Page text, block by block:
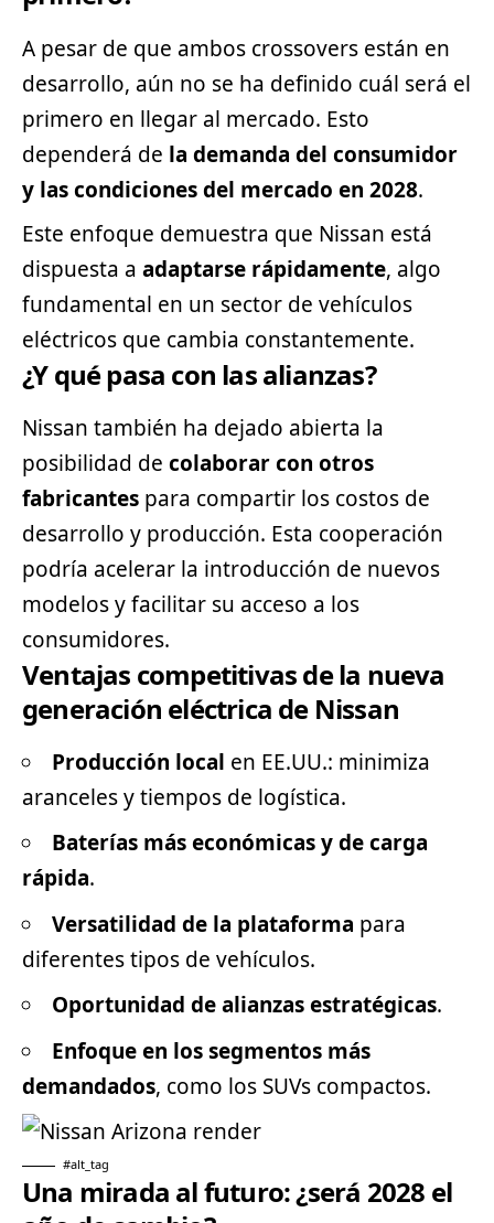
A pesar de que ambos crossovers están en
desarrollo, aún no se ha definido cuál será el
primero en llegar al mercado. Esto
dependerá de la demanda del consumidor
y las condiciones del mercado en 2028.
Este enfoque demuestra que Nissan está
dispuesta a adaptarse rápidamente, algo
fundamental en un sector de vehículos
eléctricos que cambia constantemente.
¿Y qué pasa con las alianzas?
Nissan también ha dejado abierta la
posibilidad de colaborar con otros
fabricantes para compartir los costos de
desarrollo y producción. Esta cooperación
podría acelerar la introducción de nuevos
modelos y facilitar su acceso a los
consumidores.
Ventajas competitivas de la nueva
generación eléctrica de Nissan
Producción local en EE.UU.: minimiza
aranceles y tiempos de logística.
Baterías más económicas y de carga
rápida.
Versatilidad de la plataforma para
diferentes tipos de vehículos.
Oportunidad de alianzas estratégicas.
Enfoque en los segmentos más
demandados, como los SUVs compactos.
#alt_tag
Una mirada al futuro: ¿será 2028 el